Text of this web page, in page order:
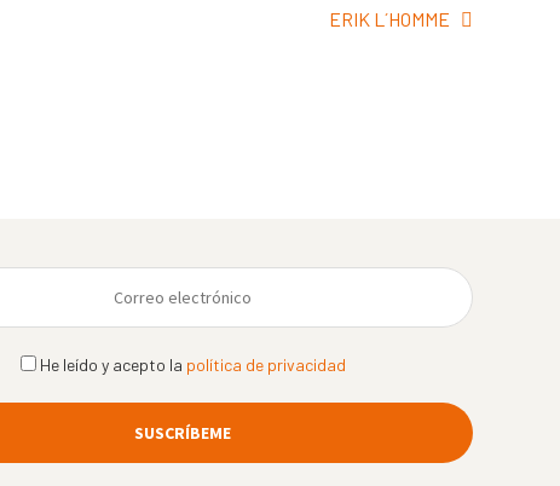
Siguiente:
ERIK L´HOMME
He leído y acepto la política de privacidad